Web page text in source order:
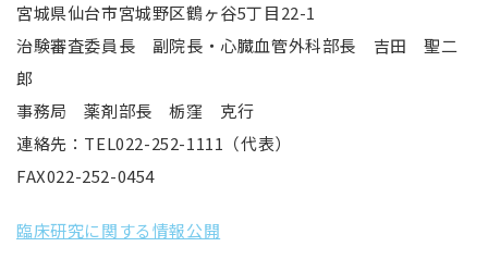
宮城県仙台市宮城野区鶴ヶ谷5丁目22-1
治験審査委員長 副院長・心臓血管外科部長 吉田 聖二
郎
事務局 薬剤部長 栃窪 克行
連絡先：TEL022-252-1111（代表）
FAX022-252-0454
臨床研究に関する情報公開